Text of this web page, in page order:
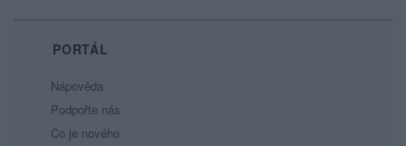
PORTÁL
Nápověda
Podpořte nás
Co je nového